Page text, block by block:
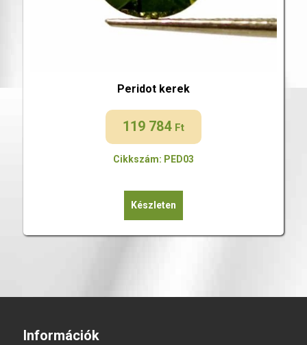
Peridot kerek
119 784 Ft
Cikkszám: PED03
Készleten
Információk